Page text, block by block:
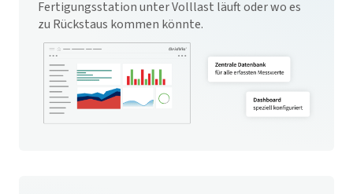
Fertigungsstation unter Volllast läuft oder wo es
zu Rückstaus kommen könnte.